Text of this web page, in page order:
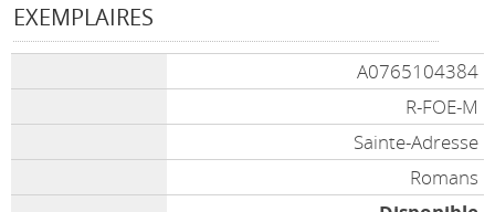
EXEMPLAIRES
A0765104384
R-FOE-M
Sainte-Adresse
Romans